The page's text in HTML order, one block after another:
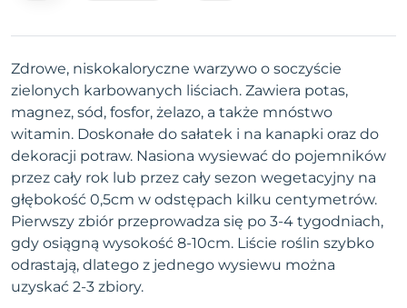
Zdrowe, niskokaloryczne warzywo o soczyście
zielonych karbowanych liściach. Zawiera potas,
magnez, sód, fosfor, żelazo, a także mnóstwo
witamin. Doskonałe do sałatek i na kanapki oraz do
dekoracji potraw. Nasiona wysiewać do pojemników
przez cały rok lub przez cały sezon wegetacyjny na
głębokość 0,5cm w odstępach kilku centymetrów.
Pierwszy zbiór przeprowadza się po 3-4 tygodniach,
gdy osiągną wysokość 8-10cm. Liście roślin szybko
odrastają, dlatego z jednego wysiewu można
uzyskać 2-3 zbiory.